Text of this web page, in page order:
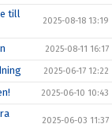
till
2025-08-18 13:19
2025-08-11 16:17
2025-06-17 12:22
2025-06-10 10:43
2025-06-03 11:37